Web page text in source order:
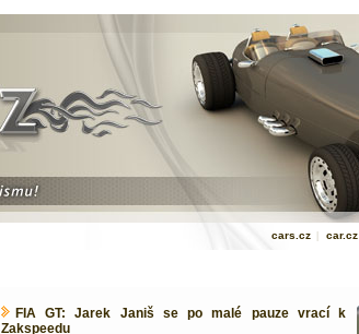
cars.cz | car.cz
FIA GT: Jarek Janiš se po malé pauze vrací k
Zakspeedu